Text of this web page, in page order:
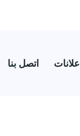
اتصل بنا اعلانات